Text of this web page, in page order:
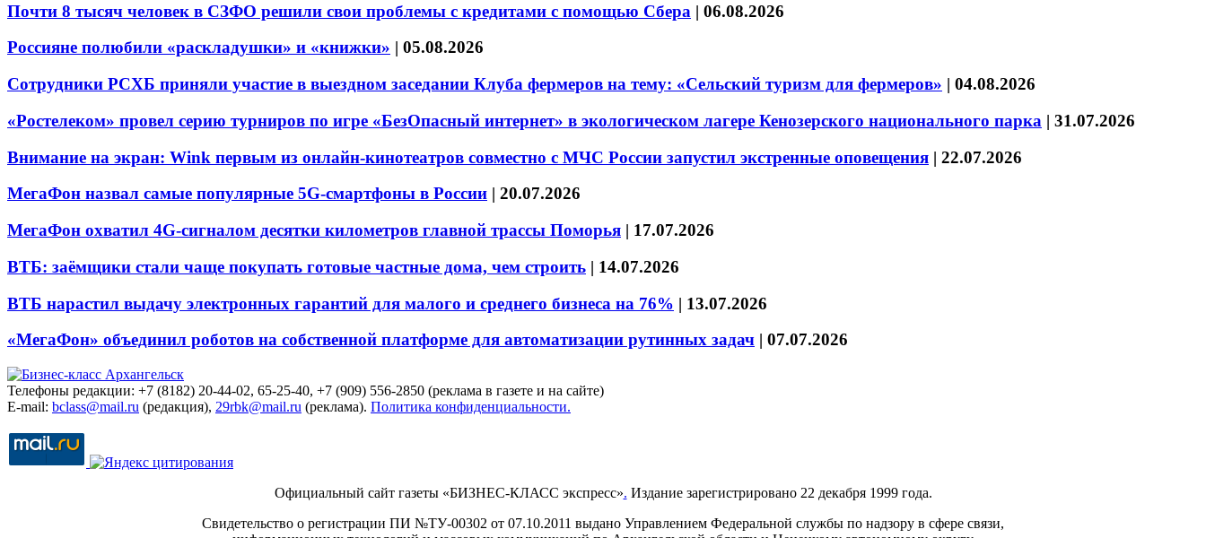
Почти 8 тысяч человек в СЗФО решили свои проблемы с кредитами с помощью Сбера | 06.08.2026
Россияне полюбили «раскладушки» и «книжки» | 05.08.2026
Сотрудники РСХБ приняли участие в выездном заседании Клуба фермеров на тему: «Сельский туризм для фермеров» | 04.08.2026
«Ростелеком» провел серию турниров по игре «БезОпасный интернет» в экологическом лагере Кенозерского национального парка | 31.07.2026
Внимание на экран: Wink первым из онлайн-кинотеатров совместно с МЧС России запустил экстренные оповещения | 22.07.2026
МегаФон назвал самые популярные 5G-смартфоны в России | 20.07.2026
МегаФон охватил 4G-сигналом десятки километров главной трассы Поморья | 17.07.2026
ВТБ: заёмщики стали чаще покупать готовые частные дома, чем строить | 14.07.2026
ВТБ нарастил выдачу электронных гарантий для малого и среднего бизнеса на 76% | 13.07.2026
«МегаФон» объединил роботов на собственной платформе для автоматизации рутинных задач | 07.07.2026
Телефоны редакции: +7 (8182) 20-44-02, 65-25-40, +7 (909) 556-2850 (реклама в газете и на сайте)
E-mail: bclass@mail.ru (редакция), 29rbk@mail.ru (реклама). Политика конфиденциальности.
Официальный сайт газеты «БИЗНЕС-КЛАСС экспресс». Издание зарегистрировано 22 декабря 1999 года.
Свидетельство о регистрации ПИ №ТУ-00302 от 07.10.2011 выдано Управлением Федеральной службы по надзору в сфере связи,